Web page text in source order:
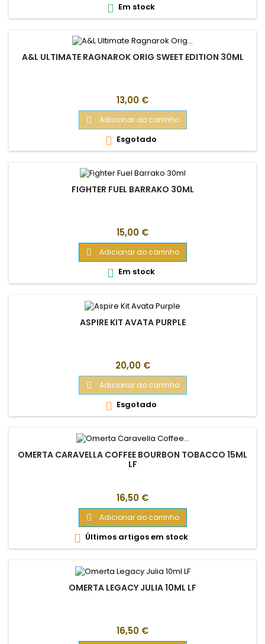
 Em stock
A&L ULTIMATE RAGNAROK ORIG SWEET EDITION 30ML
Preço
13,00 €
 Adicionar ao carrinho
 Esgotado
FIGHTER FUEL BARRAKO 30ML
Preço
15,00 €
 Adicionar ao carrinho
 Em stock
ASPIRE KIT AVATA PURPLE
Preço
20,00 €
 Adicionar ao carrinho
 Esgotado
OMERTA CARAVELLA COFFEE BOURBON TOBACCO 15ML
LF
Preço
16,50 €
 Adicionar ao carrinho
 Últimos artigos em stock
OMERTA LEGACY JULIA 10ML LF
Preço
16,50 €